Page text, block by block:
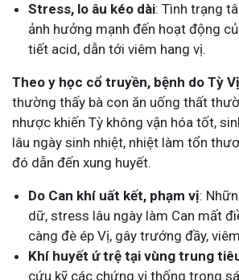
Stress, lo âu kéo dài: Tình trạng
ảnh hưởng mạnh đến hoạt động
tiết acid, dẫn tới viêm hang vị.
Theo y học cổ truyền, bệnh do Tỳ
thường thấy bà con ăn uống thất
nhược khiến Tỳ không vận hóa tốt,
lâu ngày sinh nhiệt, nhiệt làm tổn
đó dẫn đến xung huyết.
Do Can khí uất kết, phạm vị:
dữ, stress lâu ngày làm Can mất
càng đè ép Vị, gây trướng đầy,
Khí huyết ứ trệ tại vùng trung
cứu kỹ các chứng vị thống trong